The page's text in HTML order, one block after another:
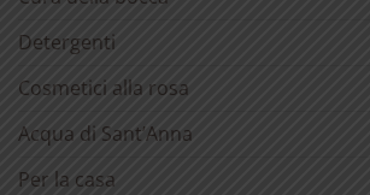
Detergenti
Cosmetici alla rosa
Acqua di Sant’Anna
Per la casa